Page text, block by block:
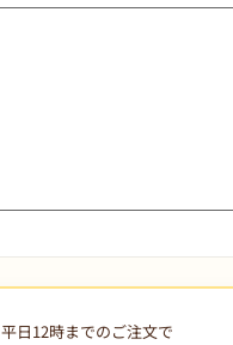
平日12時までのご注文で